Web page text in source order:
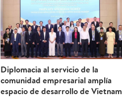
Diplomacia al servicio de la
comunidad empresarial amplía
espacio de desarrollo de Vietnam